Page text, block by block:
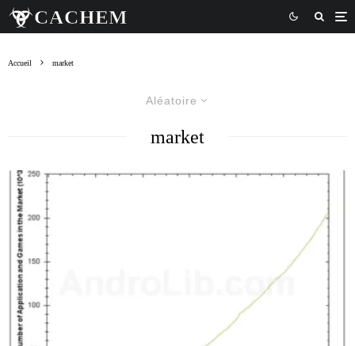
Accueil market
Aléatoire
market